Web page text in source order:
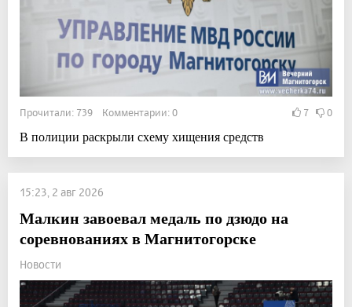
Прочитали: 739 Комментарии: 0 7 0
В полиции раскрыли схему хищения средств
15:23, 2 авг 2026
Малкин завоевал медаль по дзюдо на
соревнованиях в Магнитогорске
Новости